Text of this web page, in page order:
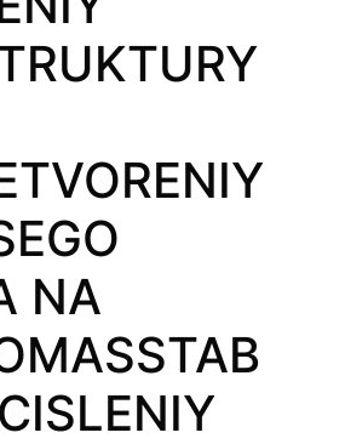
NA